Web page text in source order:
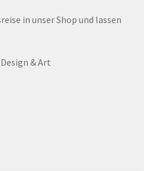
in unser Shop und lassen
& Art